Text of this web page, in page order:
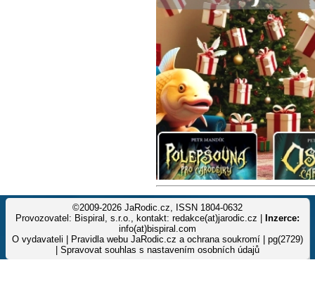
©2009-2026 JaRodic.cz, ISSN 1804-0632
Provozovatel: Bispiral, s.r.o., kontakt: redakce(at)jarodic.cz |
Inzerce:
info(at)bispiral.com
O vydavateli
Pravidla webu JaRodic.cz a ochrana soukromí | pg(2729)
Spravovat souhlas s nastavením osobních údajů